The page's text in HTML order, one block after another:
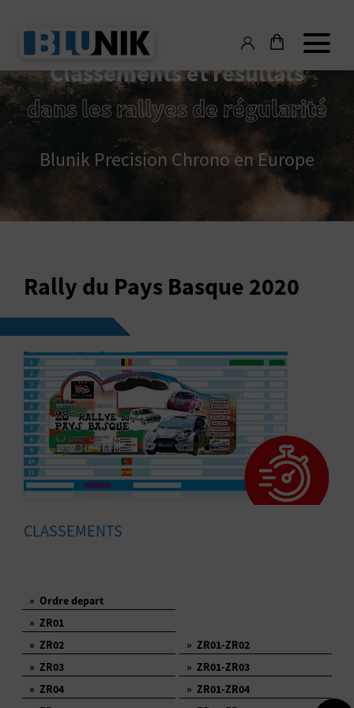
Classements et résultats
dans les rallyes de régularité
Blunik Precision Chrono en Europe
Rally du Pays Basque 2020
CLASSEMENTS
» Ordre depart
» ZR01
» ZR02 » ZR01-ZR02
» ZR03 » ZR01-ZR03
» ZR04 » ZR01-ZR04